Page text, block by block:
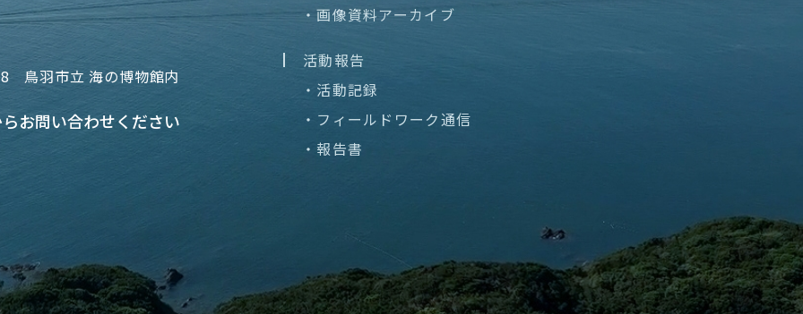
鳥羽市立 海の博物館内
お問い合わせください
・画像資料アーカイブ
活動報告
・活動記録
・フィールドワーク通信
・報告書